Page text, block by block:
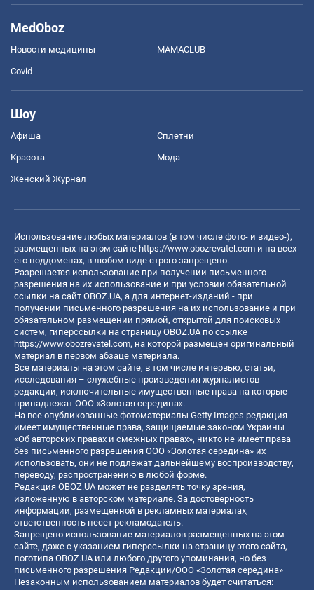
MedOboz
Новости медицины MAMACLUB
Covid
Шоу
Афиша Сплетни
Красота Мода
Женский Журнал
Использование любых материалов (в том числе фото- и видео-),
размещенных на этом сайте https://www.obozrevatel.com и на всех
его поддоменах, в любом виде строго запрещено.
Разрешается использование при получении письменного
разрешения на их использование и при условии обязательной
ссылки на сайт OBOZ.UA, а для интернет-изданий - при
получении письменного разрешения на их использование и при
обязательном размещении прямой, открытой для поисковых
систем, гиперссылки на страницу OBOZ.UA по ссылке
https://www.obozrevatel.com, на которой размещен оригинальный
материал в первом абзаце материала.
Все материалы на этом сайте, в том числе интервью, статьи,
исследования – служебные произведения журналистов
редакции, исключительные имущественные права на которые
принадлежат ООО «Золотая середина».
На все опубликованные фотоматериалы Getty Images редакция
имеет имущественные права, защищаемые законом Украины
«Об авторских правах и смежных правах», никто не имеет права
без письменного разрешения ООО «Золотая середина» их
использовать, они не подлежат дальнейшему воспроизводству,
переводу, распространению в любой форме.
Редакция OBOZ.UA может не разделять точку зрения,
изложенную в авторском материале. За достоверность
информации, размещенной в рекламных материалах,
ответственность несет рекламодатель.
Запрещено использование материалов размещенных на этом
сайте, даже с указанием гиперссылки на страницу этого сайта,
логотипа OBOZ.UA или любого другого упоминания, но без
письменного разрешения Редакции/ООО «Золотая середина»
Незаконным использованием материалов будет считаться: